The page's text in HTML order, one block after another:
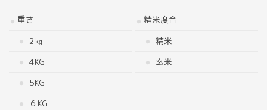
重さ
2㎏
4KG
5KG
６KG
精米度合
精米
玄米